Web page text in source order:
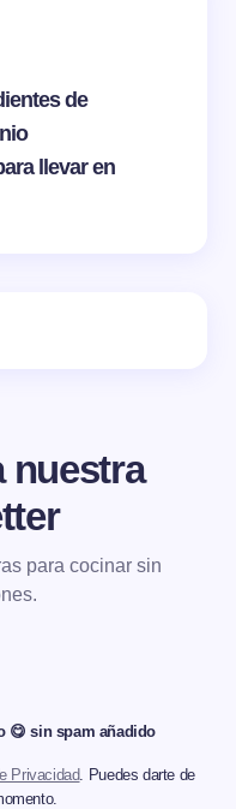
de
llevar en
nuestra
para cocinar sin
😋 sin spam añadido
Privacidad. Puedes darte de